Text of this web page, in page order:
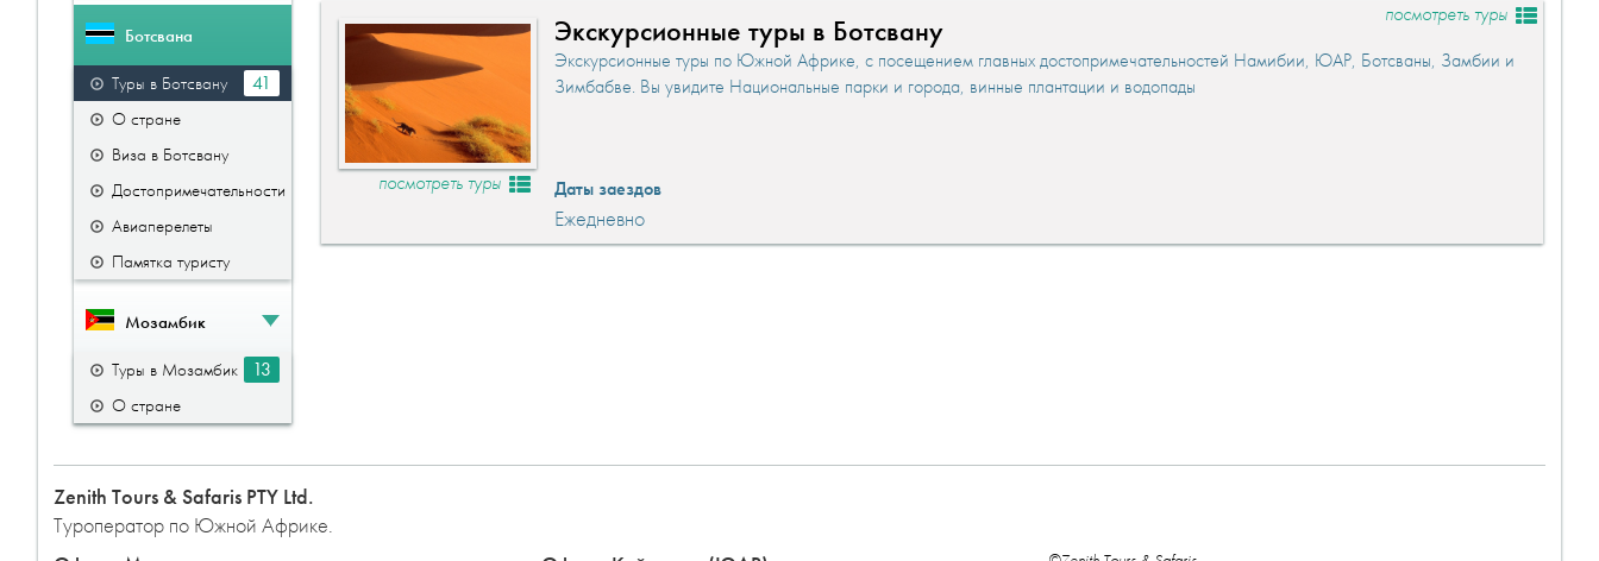
Ботсвана
Туры в Ботсвану
41
О стране
Виза в Ботсвану
Достопримечательности
Авиаперелеты
Памятка туристу
Мозамбик
Туры в Мозамбик
13
О стране
посмотреть туры
посмотреть туры
Экскурсионные туры в Ботсвану
Экскурсионные туры по Южной Африке, с посещением главных достопримечательностей Намибии, ЮАР, Ботсваны, Замбии и
Зимбабве. Вы увидите Национальные парки и города, винные плантации и водопады
Даты заездов
Ежедневно
Zenith Tours & Safaris PTY Ltd.
Туроператор по Южной Африке.